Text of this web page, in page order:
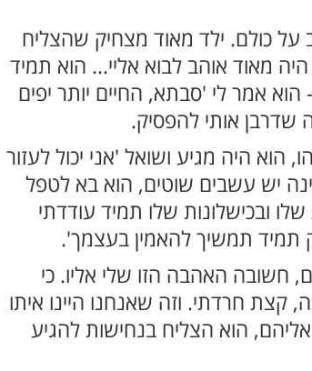
על כולם. ילד מאוד מצחיק שהצליח
מאוד אוהב לבוא אליי... הוא תמיד
אמר לי 'סבתא, החיים יותר יפים
שדרבן אותי להפסיק.
הוא היה מגיע ושואל 'אני יכול לעזור
יש עשבים שוטים, הוא בא לטפל
ובכישלונות שלו תמיד עודדתי
תמיד תמשיך להאמין בעצמך'.
חשובה האהבה הזו שלי אליו. כי
קצת חרדתי. וזה שאנחנו היינו איתו
הוא הצליח בנחישות להגיע